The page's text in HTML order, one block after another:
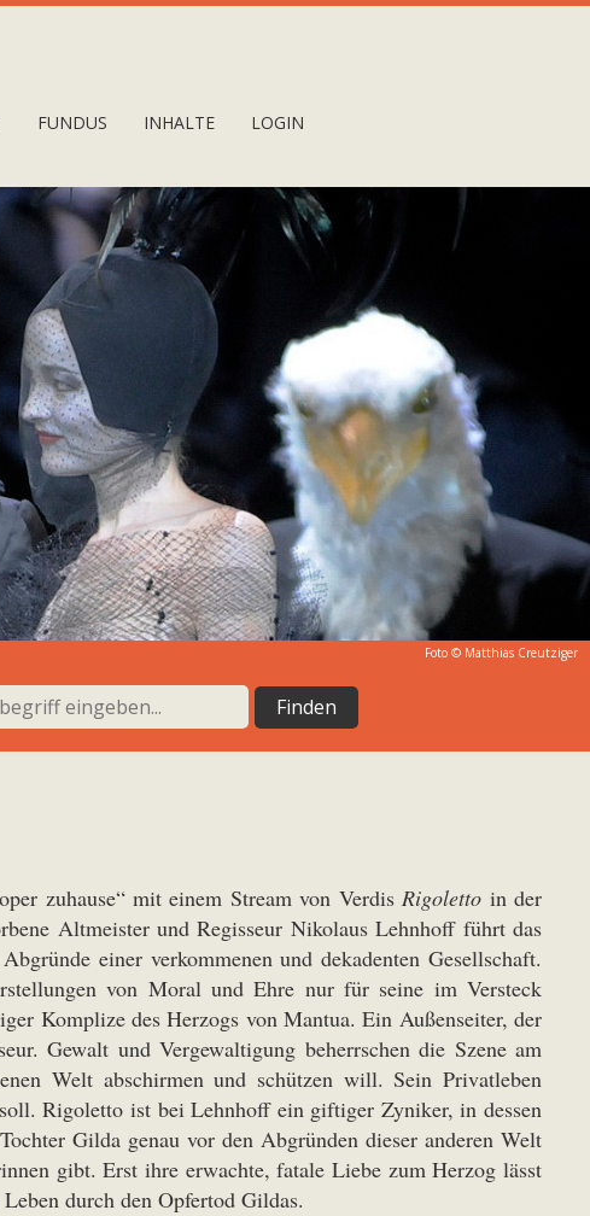
FUNDUS INHALTE LOGIN
Foto © Matthias Creutziger
zuhause“ mit einem Stream von VerdisRigoletto in der
Altmeister und Regisseur Nikolaus Lehnhoff führt das
einer verkommenen und dekadenten Gesellschaft.
von Moral und Ehre nur für seine im Versteck
Komplize des Herzogs von Mantua. Ein Außenseiter, der
Gewalt und Vergewaltigung beherrschen die Szene am
Welt abschirmen und schützen will. Sein Privatleben
Rigoletto ist bei Lehnhoff ein giftiger Zyniker, in dessen
Gilda genau vor den Abgründen dieser anderen Welt
gibt. Erst ihre erwachte, fatale Liebe zum Herzog lässt
durch den Opfertod Gildas.